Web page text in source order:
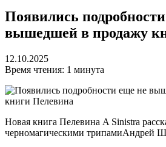
Появились
вышедшей в продажу
12.10.2025
Время чтения: 1 минута
Новая книга Пелевина A Sinistra
черномагическими трипамиАндрей